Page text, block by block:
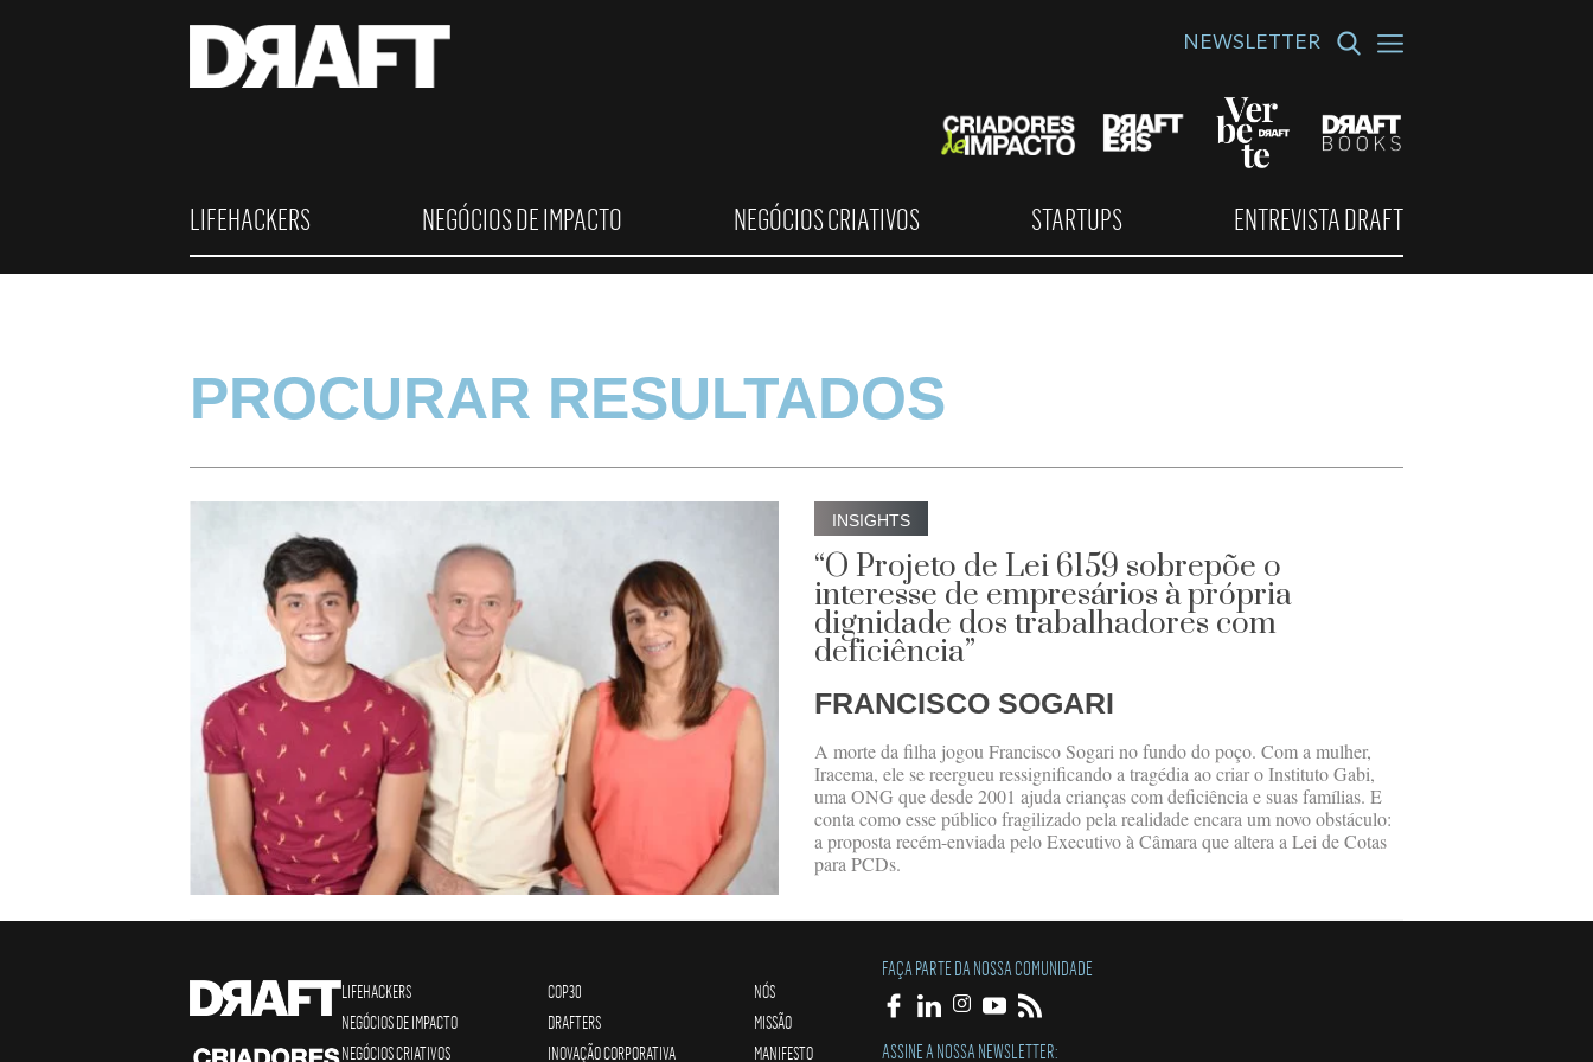
NEWSLETTER
LIFEHACKERS NEGÓCIOS DE IMPACTO NEGÓCIOS CRIATIVOS STARTUPS ENTREVISTA DRAFT
PROCURAR RESULTADOS
INSIGHTS
“O Projeto de Lei 6159 sobrepõe o
interesse de empresários à própria
dignidade dos trabalhadores com
deficiência”
FRANCISCO SOGARI
A morte da filha jogou Francisco Sogari no fundo do poço. Com a mulher,
Iracema, ele se reergueu ressignificando a tragédia ao criar o Instituto Gabi,
uma ONG que desde 2001 ajuda crianças com deficiência e suas famílias. E
conta como esse público fragilizado pela realidade encara um novo obstáculo:
a proposta recém-enviada pelo Executivo à Câmara que altera a Lei de Cotas
para PCDs.
LIFEHACKERS
NEGÓCIOS DE IMPACTO
NEGÓCIOS CRIATIVOS
COP30
DRAFTERS
INOVAÇÃO CORPORATIVA
NÓS
MISSÃO
MANIFESTO
FAÇA PARTE DA NOSSA COMUNIDADE
ASSINE A NOSSA NEWSLETTER: